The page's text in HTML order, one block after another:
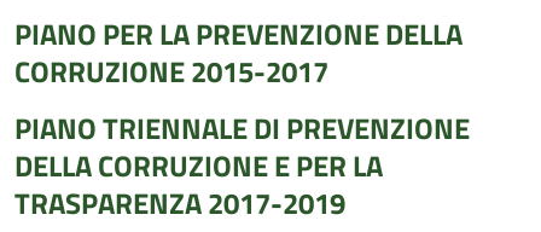
PIANO PER LA PREVENZIONE DELLA
CORRUZIONE 2015-2017
PIANO TRIENNALE DI PREVENZIONE
DELLA CORRUZIONE E PER LA
TRASPARENZA 2017-2019